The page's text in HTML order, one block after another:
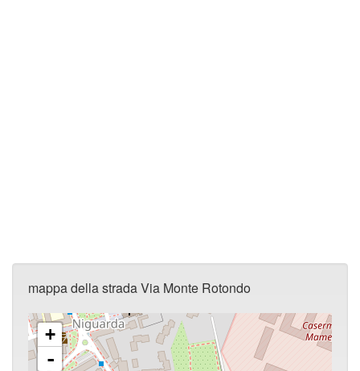
mappa della strada Via Monte Rotondo
+
-